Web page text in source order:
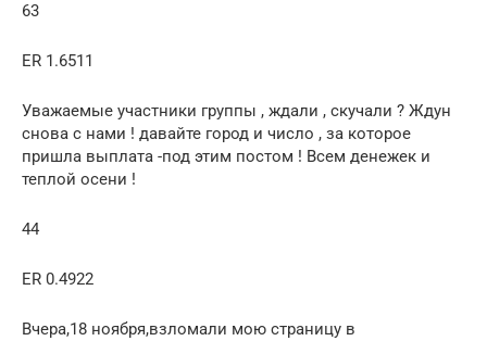
63
ER 1.6511
Уважаемые участники группы , ждали , скучали ? Ждун
снова с нами ! давайте город и число , за которое
пришла выплата -под этим постом ! Всем денежек и
теплой осени !
44
ER 0.4922
Вчера,18 ноября,взломали мою страницу в